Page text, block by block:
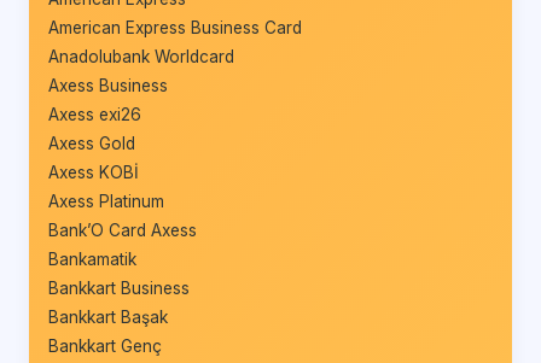
American Express Business Card
Anadolubank Worldcard
Axess Business
Axess exi26
Axess Gold
Axess KOBİ
Axess Platinum
Bank’O Card Axess
Bankamatik
Bankkart Business
Bankkart Başak
Bankkart Genç